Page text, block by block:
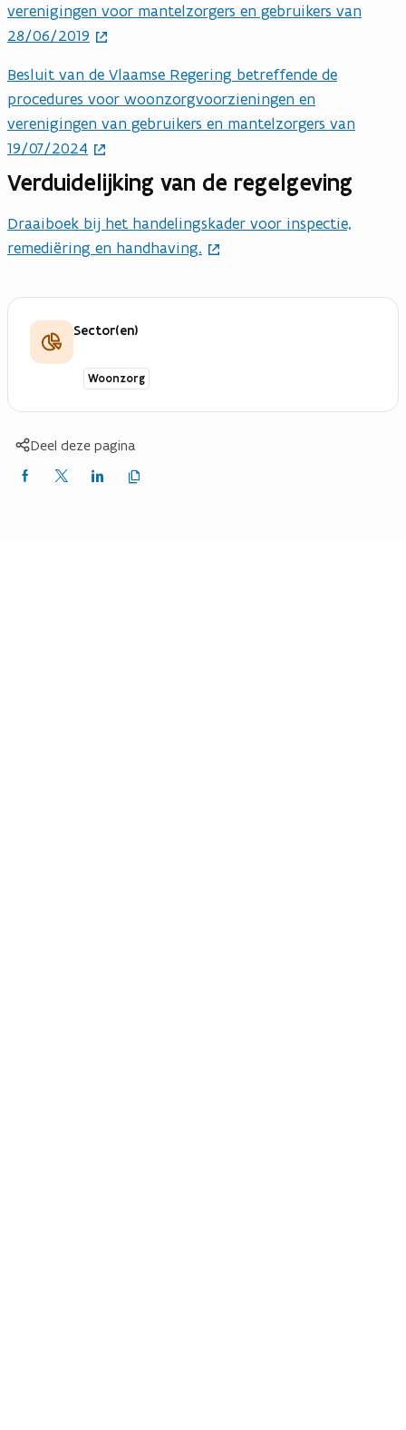
verenigingen voor mantelzorgers en gebruikers van
28/06/2019
Besluit van de Vlaamse Regering betreffende de
procedures voor woonzorgvoorzieningen en
verenigingen van gebruikers en mantelzorgers van
19/07/2024
Verduidelijking van de regelgeving
Draaiboek bij het handelingskader voor inspectie,
remediëring en handhaving.
Sector(en)
Woonzorg
Deel deze pagina
Delen
Delen
Delen
link